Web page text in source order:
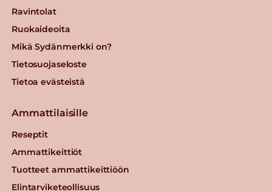
Ravintolat
Ruokaideoita
Mikä Sydänmerkki on?
Tietosuojaseloste
Tietoa evästeistä
Ammattilaisille
Reseptit
Ammattikeittiöt
Tuotteet ammattikeittiöön
Elintarviketeollisuus